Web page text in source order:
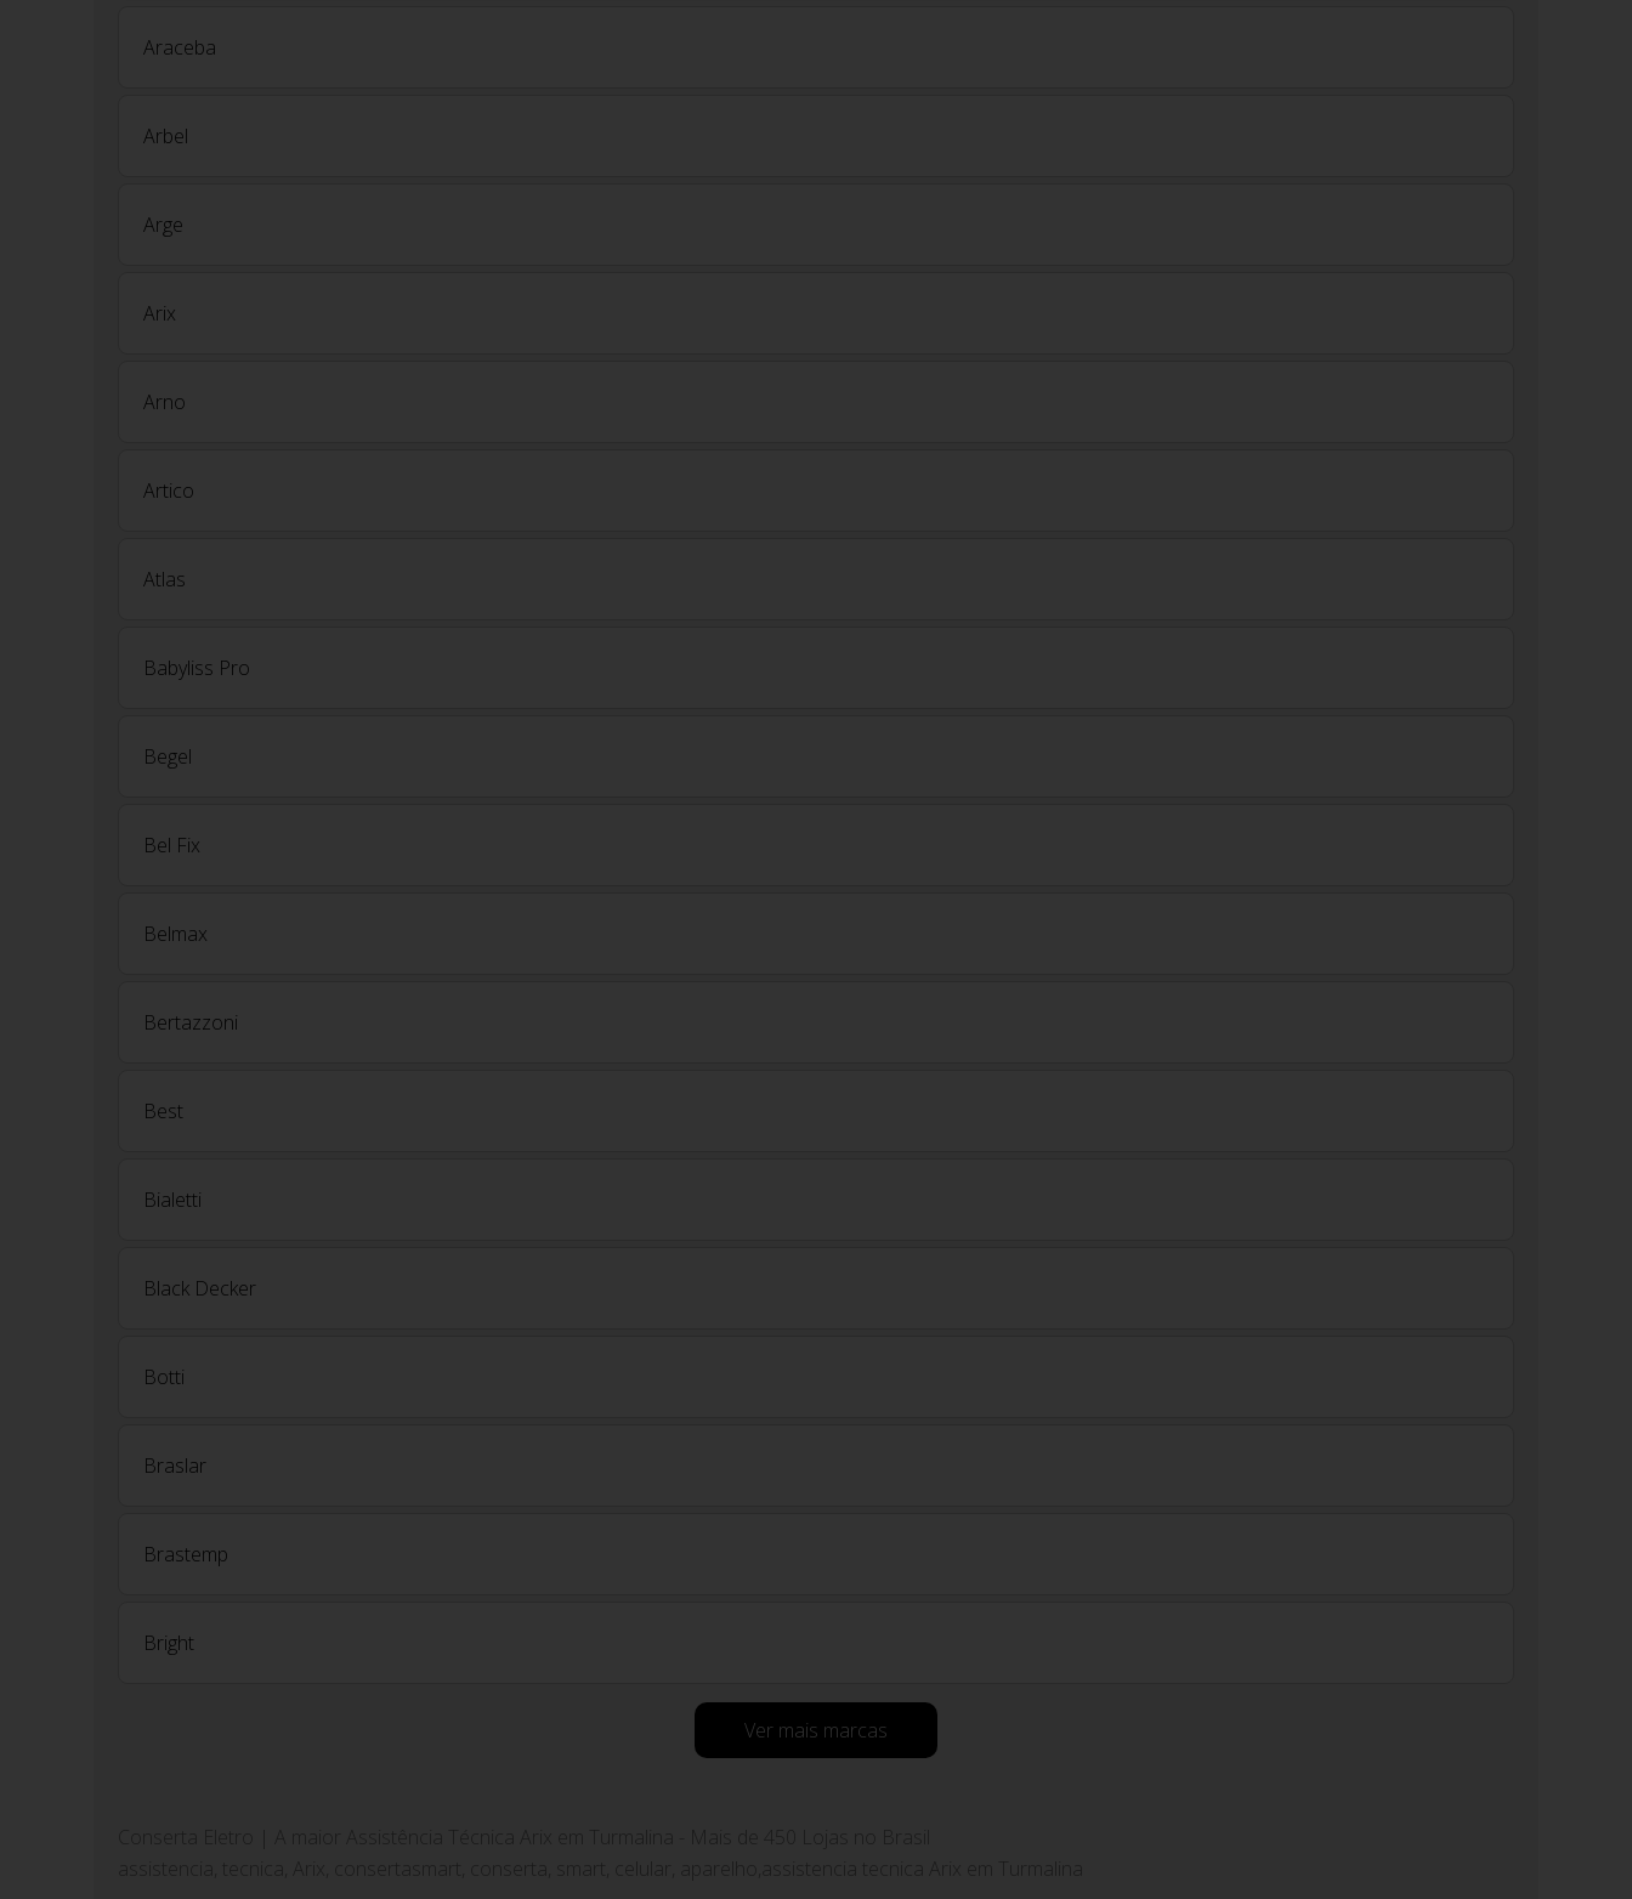
Araceba
Arbel
Arge
Arix
Arno
Artico
Atlas
Babyliss Pro
Begel
Bel Fix
Belmax
Bertazzoni
Best
Bialetti
Black Decker
Botti
Braslar
Brastemp
Bright
Ver mais marcas